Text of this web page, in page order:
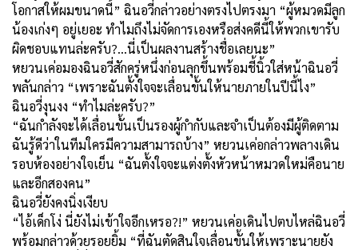
โอกาสให้ผมขนาดนี้” ฉินอวี่กล่าวอย่างตรงไปตรงมา “ผู้หมวดมีลูก
น้องเก่งๆ อยู่เยอะ ทำไมถึงไม่จัดการเองหรือส่งคดีนี้ให้พวกเขารับ
ผิดชอบแทนล่ะครับ?...นี่เป็นผลงานสร้างชื่อเลยนะ”
หยวนเค่อมองฉินอวี่สักครู่หนึ่งก่อนลุกขึ้นพร้อมชี้นิ้วใส่หน้าฉินอวี่
พลันกล่าว “เพราะฉันตั้งใจจะเลื่อนขั้นให้นายภายในปีนี้ไง”
ฉินอวี่งุนงง “ทำไมล่ะครับ?”
“ฉันกำลังจะได้เลื่อนขั้นเป็นรองผู้กำกับและจำเป็นต้องมีผู้ติดตาม
ฉันรู้ดีว่าในทีมใครมีความสามารถบ้าง” หยวนเค่อกล่าวพลางเดิน
รอบห้องอย่างใจเย็น “ฉันตั้งใจจะแต่งตั้งหัวหน้าหมวดใหม่คือนาย
และอีกสองคน”
ฉินอวี่ยังคงนิ่งเงียบ
“ไอ้เด็กโง่ นี่ยังไม่เข้าใจอีกเหรอ?!” หยวนเค่อเดินไปตบไหล่ฉินอวี่
พร้อมกล่าวด้วยรอยยิ้ม “ที่ฉันตัดสินใจเลื่อนขั้นให้เพราะนายยัง